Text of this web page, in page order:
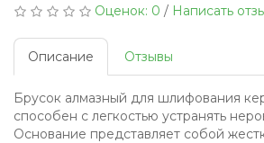
Оценок: 0 / Написать
Описание Отзывы
Брусок алмазный для шлифования
способен с легкостью устранять
Основание представляет собой